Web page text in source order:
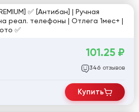
✅ [Антибан] | Ручная
реал. телефоны | Отлега 1мес+ |
Женские | С фото ✅
101.25 ₽
346 отзывов
Купить